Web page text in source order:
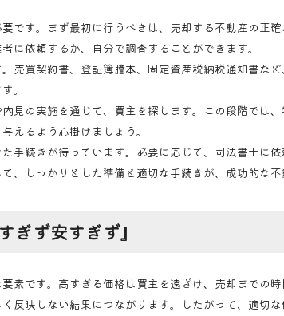
です。まず最初に行うべきは、売却する不動産の正
に依頼するか、自分で調査することができます。
売買契約書、登記簿謄本、固定資産税納税通知書な
。
見の実施を通じて、買主を探します。この段階では
えるよう心掛けましょう。
手続きが待っています。必要に応じて、司法書士に
、しっかりとした準備と適切な手続きが、成功的な不
ぎず安すぎず』
素です。高すぎる価格は買主を遠ざけ、売却までの
反映しない結果につながります。したがって、適切な